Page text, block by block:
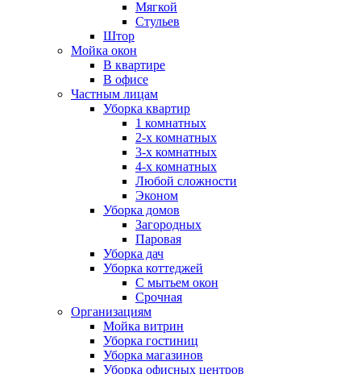
Мягкой
Стульев
Штор
Мойка окон
В квартире
В офисе
Частным лицам
Уборка квартир
1 комнатных
2-х комнатных
3-х комнатных
4-х комнатных
Любой сложности
Эконом
Уборка домов
Загородных
Паровая
Уборка дач
Уборка коттеджей
С мытьем окон
Срочная
Организациям
Мойка витрин
Уборка гостиниц
Уборка магазинов
Уборка офисных центров